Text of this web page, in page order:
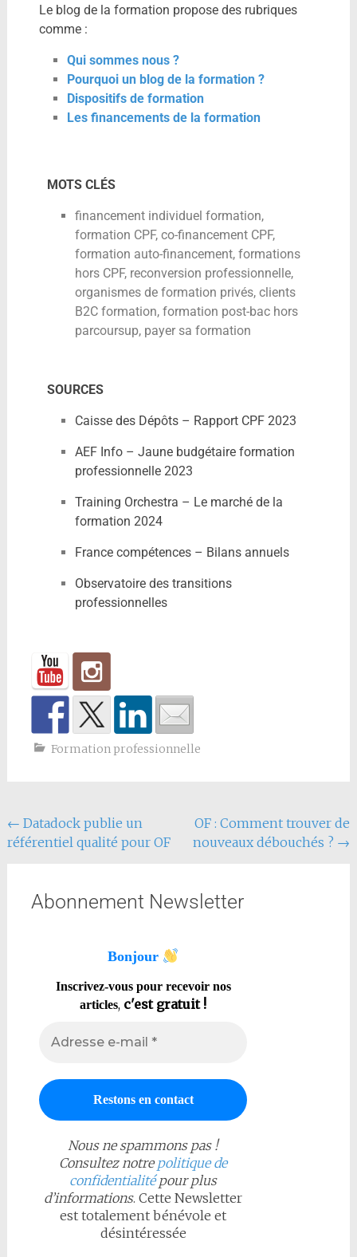
Le blog de la formation propose des rubriques
comme :
Qui sommes nous ?
Pourquoi un blog de la formation ?
Dispositifs de formation
Les financements de la formation
MOTS CLÉS
financement individuel formation,
formation CPF, co-financement CPF,
formation auto-financement, formations
hors CPF, reconversion professionnelle,
organismes de formation privés, clients
B2C formation, formation post-bac hors
parcoursup, payer sa formation
SOURCES
Caisse des Dépôts – Rapport CPF 2023
AEF Info – Jaune budgétaire formation
professionnelle 2023
Training Orchestra – Le marché de la
formation 2024
France compétences – Bilans annuels
Observatoire des transitions
professionnelles
Formation professionnelle
← Datadock publie un
référentiel qualité pour OF
OF : Comment trouver de
nouveaux débouchés ? →
Abonnement Newsletter
Bonjour
Inscrivez-vous pour recevoir nos
articles, c'est gratuit !
Nous ne spammons pas !
Consultez notrepolitique de
confidentialitépour plus
d’informations. Cette Newsletter
est totalement bénévole et
désintéressée